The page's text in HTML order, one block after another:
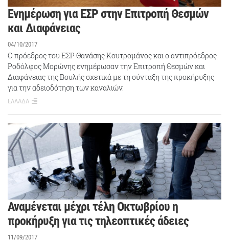
Ενημέρωση για ΕΣΡ στην Επιτροπή Θεσμών
και Διαφάνειας
04/10/2017
Ο πρόεδρος του ΕΣΡ Θανάσης Κουτρομάνος και ο αντιπρόεδρος
Ροδόλφος Μορώνης ενημέρωσαν την Επιτροπή Θεσμών και
Διαφάνειας της Βουλής σχετικά με τη σύνταξη της προκήρυξης
για την αδειοδότηση των καναλιών.
ΕΛΛΑΔΑ
Αναμένεται μέχρι τέλη Οκτωβρίου η
προκήρυξη για τις τηλεοπτικές άδειες
11/09/2017